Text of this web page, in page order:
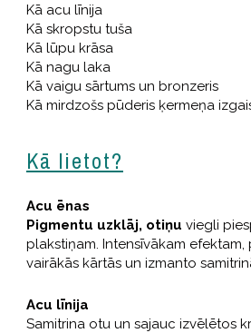
Kā acu līnija
Kā skropstu tuša
Kā lūpu krāsa
Kā nagu laka
Kā vaigu sārtums un bronzeris
Kā mirdzošs pūderis ķermeņa
Kā lietot?
Acu ēnas
Pigmentu uzklāj, otiņu viegli
plakstiņam. Intensīvākam efektam,
vairākās kārtās un izmanto
Acu līnija
Samitrina otu un sajauc izvēlētos